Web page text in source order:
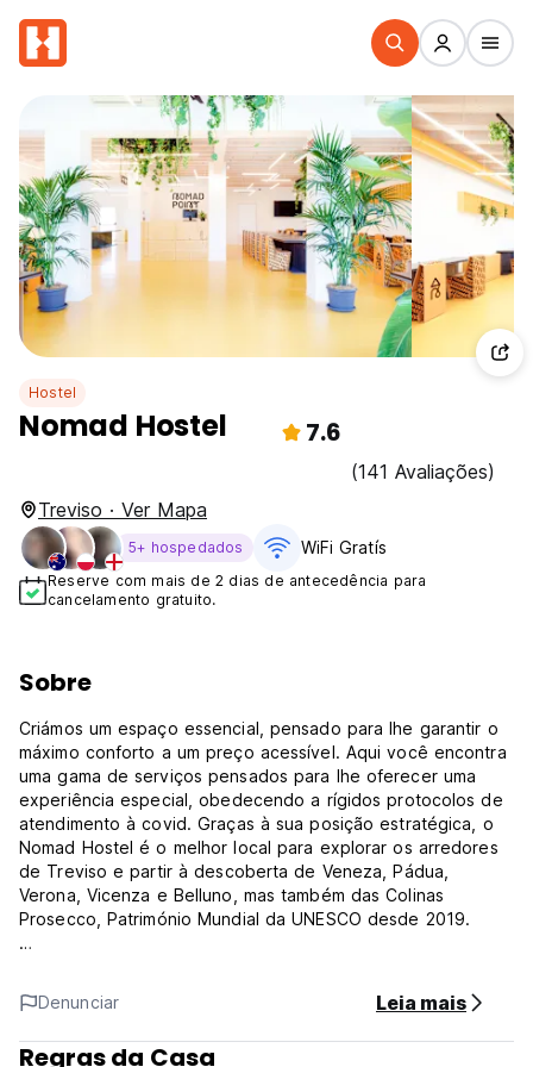
Hostel
Nomad Hostel 7.6
(141 Avaliações)
Treviso · Ver Mapa
5+ hospedados WiFi Gratís
Reserve com mais de 2 dias de antecedência para
cancelamento gratuito.
Sobre
Criámos um espaço essencial, pensado para lhe garantir o
máximo conforto a um preço acessível. Aqui você encontra
uma gama de serviços pensados ​​para lhe oferecer uma
experiência especial, obedecendo a rígidos protocolos de
atendimento à covid. Graças à sua posição estratégica, o
Nomad Hostel é o melhor local para explorar os arredores
de Treviso e partir à descoberta de Veneza, Pádua,
Verona, Vicenza e Belluno, mas também das Colinas
Prosecco, Património Mundial da UNESCO desde 2019.
qualquer hora do dia. Os móveis são feitos por artesãos
locais, visando a sustentabilidade e a qualidade. Aqui
também pode tomar o seu pequeno-almoço: temos
pequeno-almoço take-away para quem sai antes das
Denunciar Leia mais
Regras da Casa